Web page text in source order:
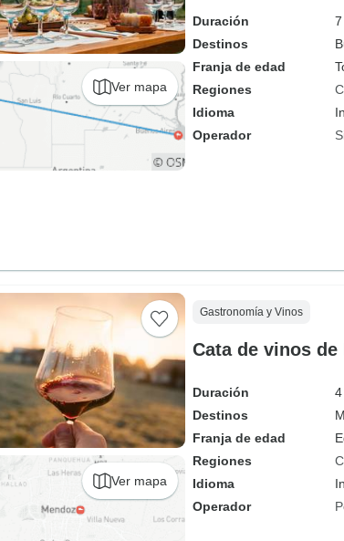
Ver mapa
Duración
Destinos
Franja de edad
Regiones
Idioma
Operador
Ver mapa
Gastronomía y Vinos
Cata de vinos de
Duración
Destinos
Franja de edad
Regiones
Idioma
Operador